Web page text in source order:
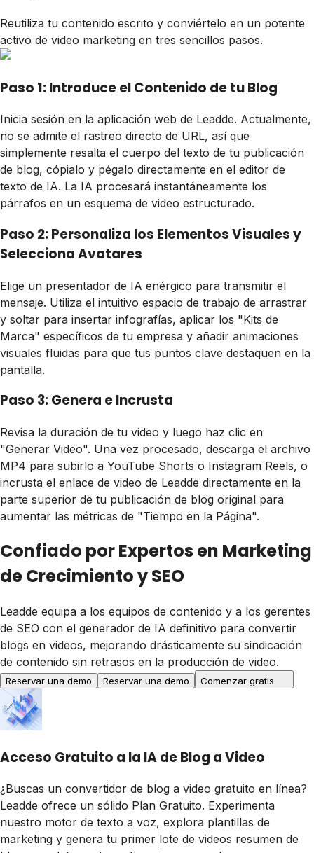
Reutiliza tu contenido escrito y conviértelo en un potente
activo de video marketing en tres sencillos pasos.
Paso 1: Introduce el Contenido de tu Blog
Inicia sesión en la aplicación web de Leadde. Actualmente,
no se admite el rastreo directo de URL, así que
simplemente resalta el cuerpo del texto de tu publicación
de blog, cópialo y pégalo directamente en el editor de
texto de IA. La IA procesará instantáneamente los
párrafos en un esquema de video estructurado.
Paso 2: Personaliza los Elementos Visuales y
Selecciona Avatares
Elige un presentador de IA enérgico para transmitir el
mensaje. Utiliza el intuitivo espacio de trabajo de arrastrar
y soltar para insertar infografías, aplicar los "Kits de
Marca" específicos de tu empresa y añadir animaciones
visuales fluidas para que tus puntos clave destaquen en la
pantalla.
Paso 3: Genera e Incrusta
Revisa la duración de tu video y luego haz clic en
"Generar Video". Una vez procesado, descarga el archivo
MP4 para subirlo a YouTube Shorts o Instagram Reels, o
incrusta el enlace de video de Leadde directamente en la
parte superior de tu publicación de blog original para
aumentar las métricas de "Tiempo en la Página".
Confiado por Expertos en Marketing
de Crecimiento y SEO
Leadde equipa a los equipos de contenido y a los gerentes
de SEO con el generador de IA definitivo para convertir
blogs en videos, mejorando drásticamente su sindicación
de contenido sin retrasos en la producción de video.
Reservar una demo Reservar una demo Comenzar gratis
Acceso Gratuito a la IA de Blog a Video
¿Buscas un convertidor de blog a video gratuito en línea?
Leadde ofrece un sólido Plan Gratuito. Experimenta
nuestro motor de texto a voz, explora plantillas de
marketing y genera tu primer lote de videos resumen de